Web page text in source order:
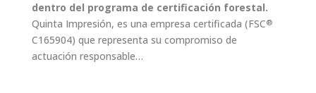
dentro del programa de certificación forestal.
Quinta Impresión, es una empresa certificada (FSC®
C165904) que representa su compromiso de
actuación responsable…